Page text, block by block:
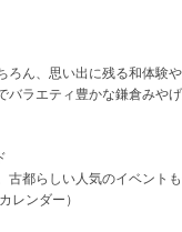
ん、思い出に残る和体
ラエティ豊かな鎌倉みや
都らしい人気のイベント
レンダー）